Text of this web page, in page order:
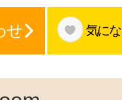
特集をみる
せ 気に